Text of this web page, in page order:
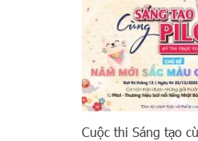
Cuộc thi Sáng tạo